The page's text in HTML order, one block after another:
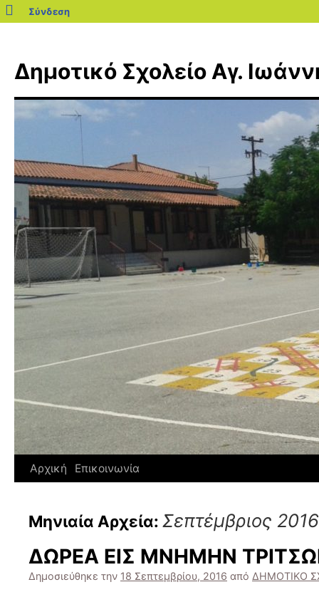
blogs.sch.gr
Σύνδεση
περιεχόμενο
Δημοτικό Σχολείο Αγ.
Αρχική Επικοινωνία
Μηνιαία Αρχεία: Σεπτέμβριος 2016
ΔΩΡΕΑ ΕΙΣ ΜΝΗΜΗΝ
Δημοσιεύθηκε την 18 Σεπτεμβρίου, 2016 από ΔΗΜΟΤΙΚΟ